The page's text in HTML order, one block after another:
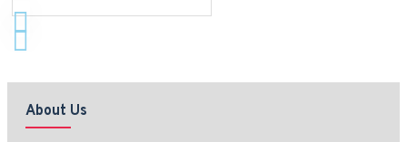
About Us